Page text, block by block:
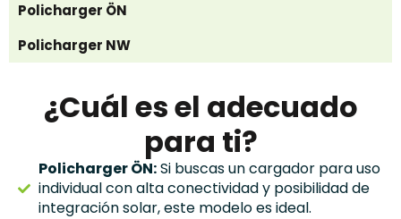
Policharger ÖN
Policharger NW
¿Cuál es el adecuado
para ti?
Policharger ÖN:Si buscas un cargador para uso
individual con alta conectividad y posibilidad de
integración solar, este modelo es ideal.